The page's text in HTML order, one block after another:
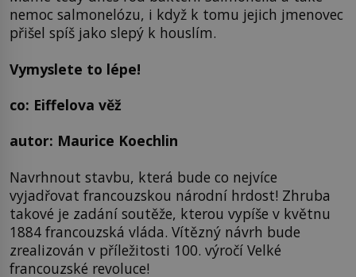
nemoc salmonelózu, i když k tomu jejich jmenovec
přišel spíš jako slepý k houslím.
Vymyslete to lépe!
co: Eiffelova věž
autor: Maurice Koechlin
Navrhnout stavbu, která bude co nejvíce
vyjadřovat francouzskou národní hrdost! Zhruba
takové je zadání soutěže, kterou vypíše v květnu
1884 francouzská vláda. Vítězný návrh bude
zrealizován v příležitosti 100. výročí Velké
francouzské revoluce!